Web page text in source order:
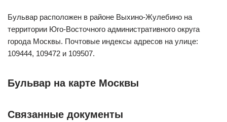
Бульвар расположен в районе Выхино-Жулебино на
территории Юго-Восточного административного округа
города Москвы. Почтовыe индексы адресов на улице:
109444, 109472 и 109507.
Бульвар на карте Москвы
Связанные документы